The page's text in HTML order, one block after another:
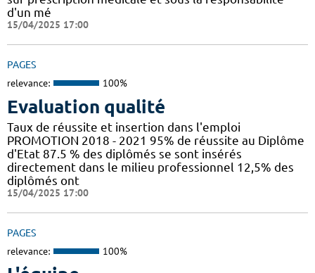
d'un mé
15/04/2025 17:00
PAGES
relevance: 100%
Evaluation qualité
Taux de réussite et insertion dans l'emploi
PROMOTION 2018 - 2021 95% de réussite au Diplôme
d'Etat 87.5 % des diplômés se sont insérés
directement dans le milieu professionnel 12,5% des
diplômés ont
15/04/2025 17:00
PAGES
relevance: 100%